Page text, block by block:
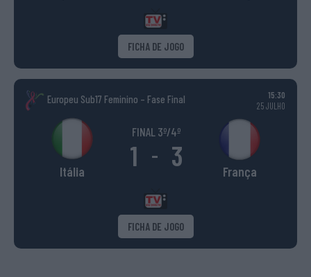
FICHA DE JOGO
Europeu Sub17 Feminino – Fase Final
15:30
25 JULHO
Itália
FINAL 3º/4º
1 - 3 França
FICHA DE JOGO